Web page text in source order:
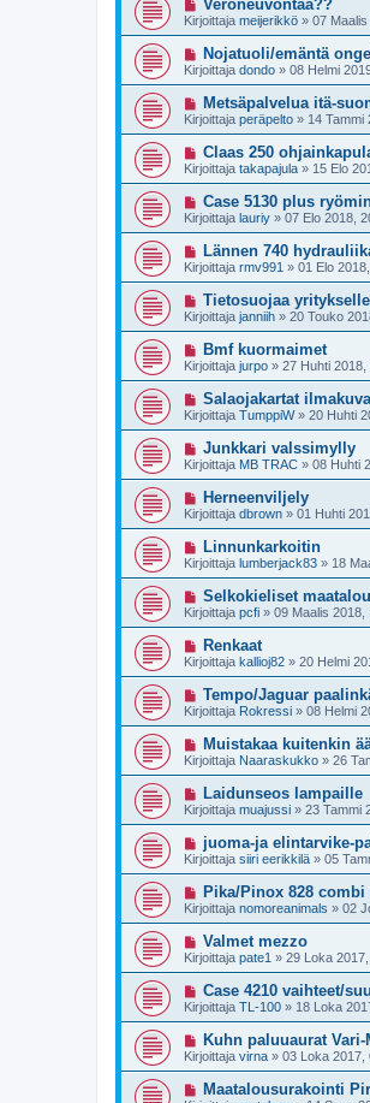
s
t
i
i
e
t
i
u
s
v
i
e
t
i
Veroneuvontaa??
Kirjoittaja meijerikkö » 07
U
u
s
v
i
e
s
t
i
Nojatuoli/emäntä
Kirjoittaja dondo » 08 Helmi
U
u
s
v
i
e
s
t
i
Metsäpalvelua itä-
Kirjoittaja peräpelto » 14 Tammi
U
u
s
v
i
e
t
i
Claas 250
Kirjoittaja takapajula » 15 Elo
U
u
s
v
i
e
s
t
i
Case 5130 plus
Kirjoittaja lauriy » 07 Elo 2018,
U
u
s
i
e
t
i
Lännen 740
Kirjoittaja rmv991 » 01 Elo
U
u
s
v
i
e
s
t
i
Tietosuojaa
Kirjoittaja janniih » 20 Touko
U
u
s
v
i
e
s
t
i
Bmf kuormaimet
Kirjoittaja jurpo » 27 Huhti 2018,
U
u
s
v
i
e
t
i
Salaojakartat
Kirjoittaja TumppiW» 20 Huhti
U
u
s
v
i
e
t
i
Junkkari valssimylly
Kirjoittaja MB TRAC » 08 Huhti
U
u
s
v
i
e
s
t
i
Herneenviljely
Kirjoittaja dbrown » 01 Huhti
U
u
s
v
i
e
t
i
Linnunkarkoitin
Kirjoittaja lumberjack83 » 18
U
u
s
v
i
e
s
t
i
Selkokieliset
Kirjoittaja pcfi » 09 Maalis 2018,
U
u
s
i
e
t
i
Renkaat
Kirjoittaja kallioj82 » 20 Helmi
U
u
s
v
i
e
t
i
Tempo/Jaguar
Kirjoittaja Rokressi » 08 Helmi
U
u
s
v
i
e
s
t
i
Muistakaa kuitenkin
Kirjoittaja Naaraskukko » 26
U
u
s
v
i
e
t
i
Laidunseos lampaille
Kirjoittaja muajussi » 23 Tammi
U
u
s
v
i
e
s
t
i
juoma-ja elintarvike-
Kirjoittaja siiri eerikkilä » 05
U
u
s
i
e
s
t
i
Pika/Pinox 828 combi
Kirjoittaja nomoreanimals » 02
U
u
s
v
i
e
t
i
Valmet mezzo
Kirjoittaja pate1 » 29 Loka
U
u
s
v
i
e
Case 4210 vaihteet/
Kirjoittaja TL-100 » 18 Loka
U
u
s
v
Kuhn paluuaurat
Kirjoittaja virna » 03 Loka 2017,
UMaatalousurakointi